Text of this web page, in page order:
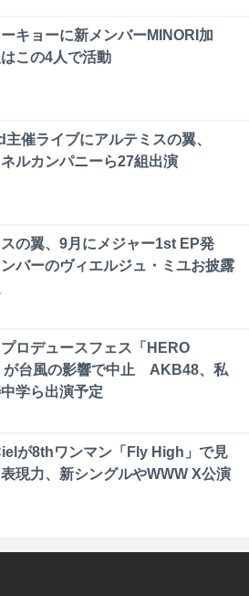
キョーに新メンバーMINORI加
この4人で活動
催ライブにアルテミスの翼、
ルカンパニーら27組出演
の翼、9月にメジャー1st EP発
バーのヴィエルジュ・ミユお披露
ロデュースフェス「HERO
が台風の影響で中止 AKB48、私
学ら出演予定
が8thワンマン「Fly High」で見
現力、新シングルやWWW X公演